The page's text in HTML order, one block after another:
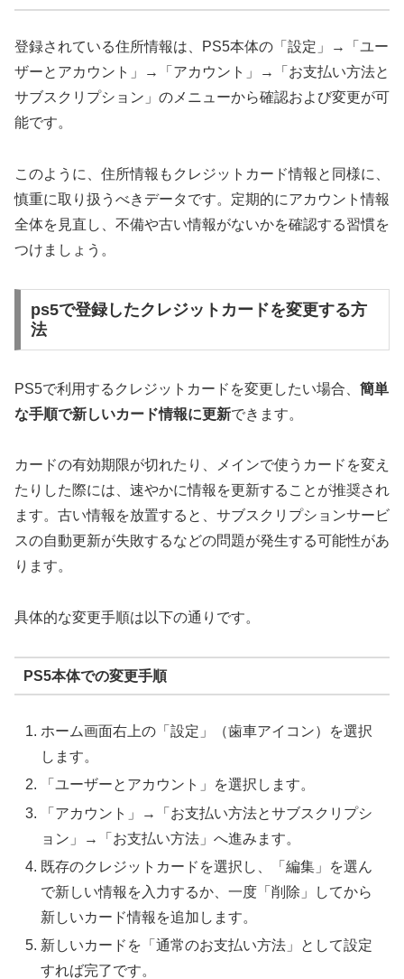
登録されている住所情報は、PS5本体の「設定」→「ユー
ザーとアカウント」→「アカウント」→「お支払い方法と
サブスクリプション」のメニューから確認および変更が可
能です。
このように、住所情報もクレジットカード情報と同様に、
慎重に取り扱うべきデータです。定期的にアカウント情報
全体を見直し、不備や古い情報がないかを確認する習慣を
つけましょう。
ps5で登録したクレジットカードを変更する方
法
PS5で利用するクレジットカードを変更したい場合、 簡単
な手順で新しいカード情報に更新できます。
カードの有効期限が切れたり、メインで使うカードを変え
たりした際には、速やかに情報を更新することが推奨され
ます。古い情報を放置すると、サブスクリプションサービ
スの自動更新が失敗するなどの問題が発生する可能性があ
ります。
具体的な変更手順は以下の通りです。
PS5本体での変更手順
ホーム画面右上の「設定」（歯車アイコン）を選択
します。
「ユーザーとアカウント」を選択します。
「アカウント」→「お支払い方法とサブスクリプシ
ョン」→「お支払い方法」へ進みます。
既存のクレジットカードを選択し、「編集」を選ん
で新しい情報を入力するか、一度「削除」してから
新しいカード情報を追加します。
新しいカードを「通常のお支払い方法」として設定
すれば完了です。